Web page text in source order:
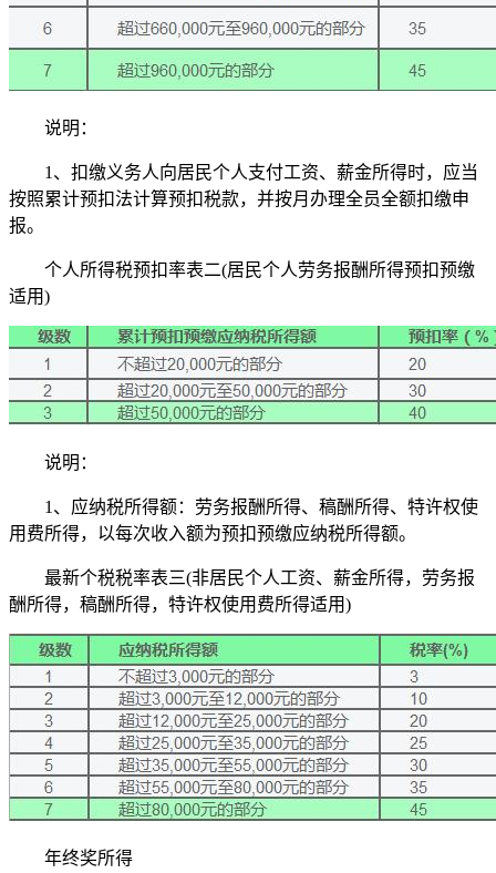
说明：
1、扣缴义务人向居民个人支付工资、薪金所得时，应当
按照累计预扣法计算预扣税款，并按月办理全员全额扣缴申
报。
个人所得税预扣率表二(居民个人劳务报酬所得预扣预缴
适用)
说明：
1、应纳税所得额：劳务报酬所得、稿酬所得、特许权使
用费所得，以每次收入额为预扣预缴应纳税所得额。
最新个税税率表三(非居民个人工资、薪金所得，劳务报
酬所得，稿酬所得，特许权使用费所得适用)
年终奖所得